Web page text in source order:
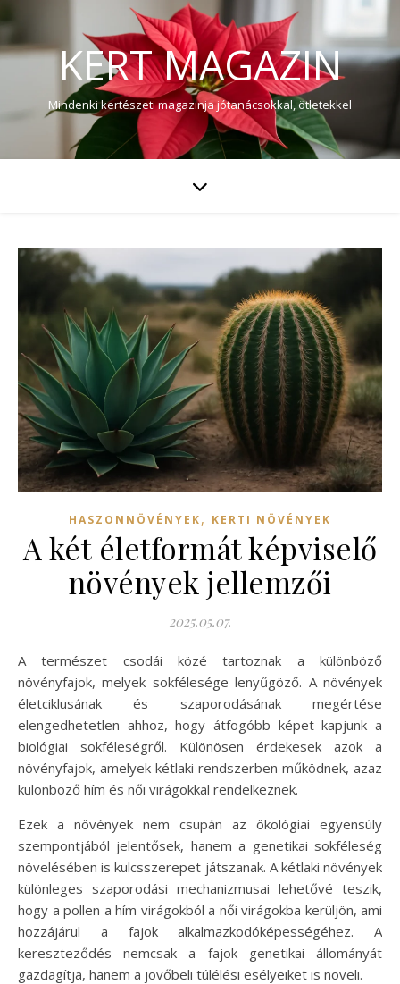
KERT MAGAZIN
Mindenki kertészeti magazinja jótanácsokkal, ötletekkel
HASZONNÖVÉNYEK, KERTI NÖVÉNYEK
A két életformát képviselő
növények jellemzői
2025.05.07.
A természet csodái közé tartoznak a különböző
növényfajok, melyek sokfélesége lenyűgöző. A növények
életciklusának és szaporodásának megértése
elengedhetetlen ahhoz, hogy átfogóbb képet kapjunk a
biológiai sokféleségről. Különösen érdekesek azok a
növényfajok, amelyek kétlaki rendszerben működnek, azaz
különböző hím és női virágokkal rendelkeznek.
Ezek a növények nem csupán az ökológiai egyensúly
szempontjából jelentősek, hanem a genetikai sokféleség
növelésében is kulcsszerepet játszanak. A kétlaki növények
különleges szaporodási mechanizmusai lehetővé teszik,
hogy a pollen a hím virágokból a női virágokba kerüljön, ami
hozzájárul a fajok alkalmazkodóképességéhez. A
kereszteződés nemcsak a fajok genetikai állományát
gazdagítja, hanem a jövőbeli túlélési esélyeiket is növeli.